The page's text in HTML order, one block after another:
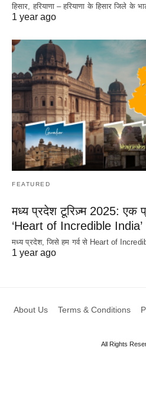
हिसार, हरियाणा – हरियाणा के हिसार जिले के
1 year ago
FEATURED
मध्य प्रदेश टूरिज़्म 2025: एक
‘Heart of Incredible India’
मध्य प्रदेश, जिसे हम गर्व से Heart of
1 year ago
About Us Terms & Conditions
All Rights